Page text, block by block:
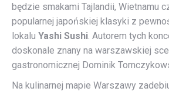
będzie smakami Tajlandii, Wietnamu
popularnej japońskiej klasyki z
lokalu Yashi Sushi. Autorem tych
doskonale znany na warszawskiej
gastronomicznej Dominik
Na kulinarnej mapie Warszawy